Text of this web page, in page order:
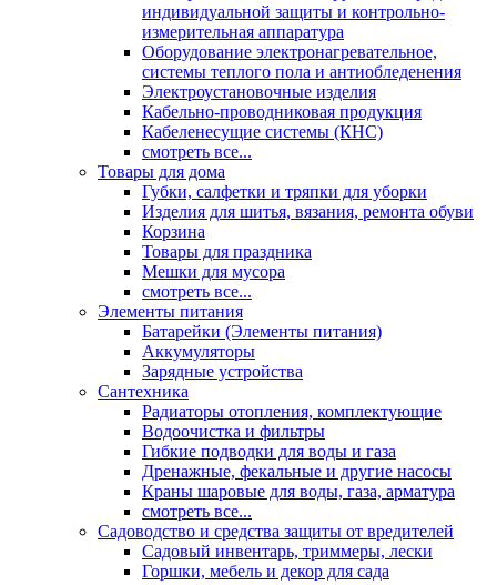
индивидуальной защиты и контрольно-
измерительная аппаратура
Оборудование электронагревательное,
системы теплого пола и антиобледенения
Электроустановочные изделия
Кабельно-проводниковая продукция
Кабеленесущие системы (КНС)
смотреть все...
Товары для дома
Губки, салфетки и тряпки для уборки
Изделия для шитья, вязания, ремонта обуви
Корзина
Товары для праздника
Мешки для мусора
смотреть все...
Элементы питания
Батарейки (Элементы питания)
Аккумуляторы
Зарядные устройства
Сантехника
Радиаторы отопления, комплектующие
Водоочистка и фильтры
Гибкие подводки для воды и газа
Дренажные, фекальные и другие насосы
Краны шаровые для воды, газа, арматура
смотреть все...
Садоводство и средства защиты от вредителей
Садовый инвентарь, триммеры, лески
Горшки, мебель и декор для сада